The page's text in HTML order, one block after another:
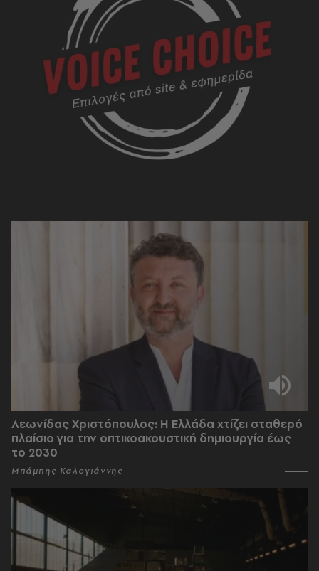
Λεωνίδας Χριστόπουλος: Η Ελλάδα χτίζει σταθερό
πλαίσιο για την οπτικοακουστική δημιουργία έως
το 2030
Μπάμπης Καλογιάννης